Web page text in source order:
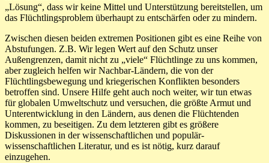
„Lösung“, dass wir keine Mittel und Unterstützung bereitstellen, um
das Flüchtlingsproblem überhaupt zu entschärfen oder zu mindern.
Zwischen diesen beiden extremen Positionen gibt es eine Reihe von
Abstufungen. Z.B. Wir legen Wert auf den Schutz unser
Außengrenzen, damit nicht zu „viele“ Flüchtlinge zu uns kommen,
aber zugleich helfen wir Nachbar-Ländern, die von der
Flüchtlingsbewegung und kriegerischen Konflikten besonders
betroffen sind. Unsere Hilfe geht auch noch weiter, wir tun etwas
für globalen Umweltschutz und versuchen, die größte Armut und
Unterentwicklung in den Ländern, aus denen die Flüchtenden
kommen, zu beseitigen. Zu dem letzteren gibt es größere
Diskussionen in der wissenschaftlichen und populär-
wissenschaftlichen Literatur, und es ist nötig, kurz darauf
einzugehen.